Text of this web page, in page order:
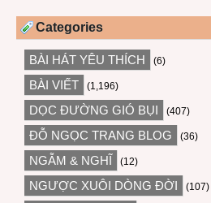
Categories
BÀI HÁT YÊU THÍCH (6)
BÀI VIẾT (1,196)
DỌC ĐƯỜNG GIÓ BỤI (407)
ĐỖ NGỌC TRANG BLOG (36)
NGẪM & NGHĨ (12)
NGƯỢC XUÔI DÒNG ĐỜI (107)